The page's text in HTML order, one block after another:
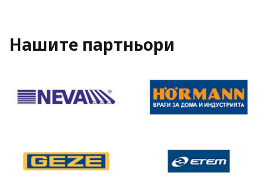
Нашите партньори